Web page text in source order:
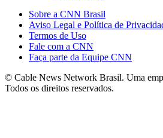
Sobre a CNN Brasil
Aviso Legal e Política de
Termos de Uso
Fale com a CNN
Faça parte da Equipe CNN
© Cable News Network Brasil. Uma
Todos os direitos reservados.